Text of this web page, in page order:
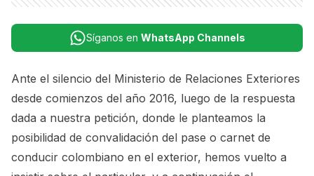
Síganos en WhatsApp Channels
Ante el silencio del Ministerio de Relaciones Exteriores
desde comienzos del año 2016, luego de la respuesta
dada a nuestra petición, donde le planteamos la
posibilidad de convalidación del pase o carnet de
conducir colombiano en el exterior, hemos vuelto a